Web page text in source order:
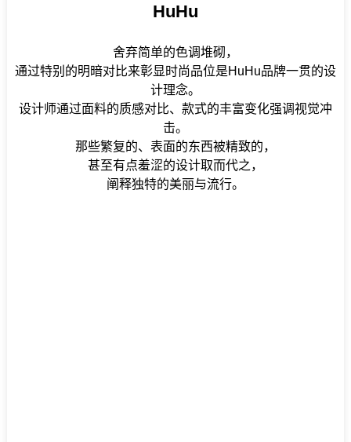
HuHu
舍弃简单的色调堆砌，
通过特别的明暗对比来彰显时尚品位是HuHu品牌一贯的设
计理念。
设计师通过面料的质感对比、款式的丰富变化强调视觉冲
击。
那些繁复的、表面的东西被精致的，
甚至有点羞涩的设计取而代之，
阐释独特的美丽与流行。